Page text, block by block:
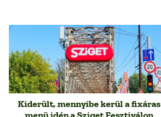
Kiderült, mennyibe kerül a fixáras
menü idén a Sziget Fesztiválon